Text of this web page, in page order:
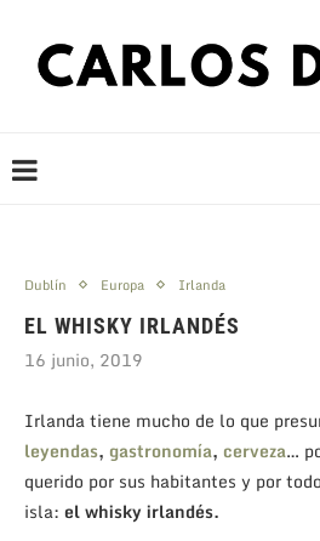
Dublín Europa Irlanda
EL WHISKY IRLANDÉS
16 junio, 2019
Irlanda tiene mucho de lo que
leyendas, gastronomía, cerveza…
querido por sus habitantes y por
isla: el whisky irlandés.